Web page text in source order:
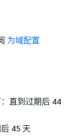
为域配置
直到过期后 44
45 天